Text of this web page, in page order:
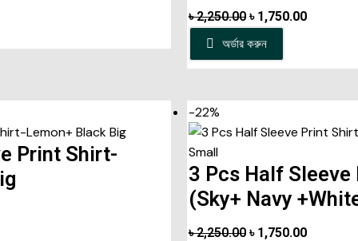
৳2,250.00 ৳ 1,750.00
অর্ডার করুন
Print Shirt-
-22%
3 Pcs Half
(Sky+ Navy
৳2,250.00 ৳ 1,750.00